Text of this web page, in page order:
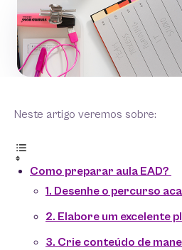
Neste artigo veremos sobre:
Como preparar aula EAD?
1. Desenhe o percurso
2. Elabore um excelente
3. Crie conteúdo de